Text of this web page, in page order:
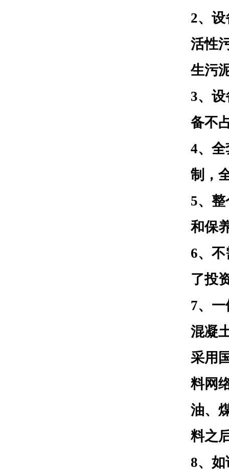
2、
活性
生污
3、
备不
4、
制，
5、
和保
6、
了投
7、
混凝
采用
料网
油、
料之
8、